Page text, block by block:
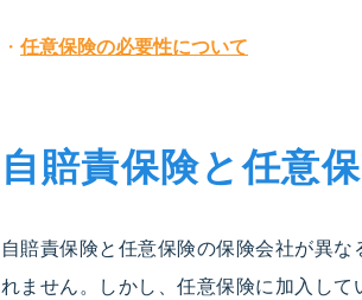
任意保険の必要性について
自賠責保険と任意
自賠責保険と任意保険の保険会社が異
れません。しかし、任意保険に加入し